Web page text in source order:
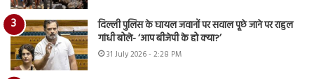
दिल्ली पुलिस के घायल जवानों पर सवाल पूछे जाने पर राहुल
गांधी बोले- ‘आप बीजेपी के हो क्या?’
31 July 2026 - 2:28 PM